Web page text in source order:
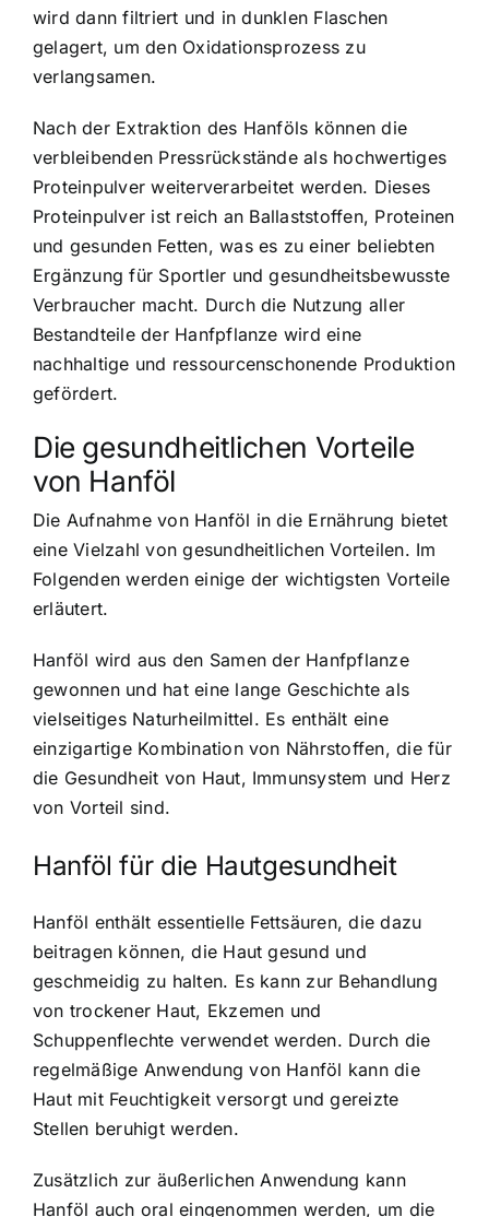
wird dann filtriert und in dunklen Flaschen
gelagert, um den Oxidationsprozess zu
verlangsamen.
Nach der Extraktion des Hanföls können die
verbleibenden Pressrückstände als hochwertiges
Proteinpulver weiterverarbeitet werden. Dieses
Proteinpulver ist reich an Ballaststoffen, Proteinen
und gesunden Fetten, was es zu einer beliebten
Ergänzung für Sportler und gesundheitsbewusste
Verbraucher macht. Durch die Nutzung aller
Bestandteile der Hanfpflanze wird eine
nachhaltige und ressourcenschonende Produktion
gefördert.
Die gesundheitlichen Vorteile
von Hanföl
Die Aufnahme von Hanföl in die Ernährung bietet
eine Vielzahl von gesundheitlichen Vorteilen. Im
Folgenden werden einige der wichtigsten Vorteile
erläutert.
Hanföl wird aus den Samen der Hanfpflanze
gewonnen und hat eine lange Geschichte als
vielseitiges Naturheilmittel. Es enthält eine
einzigartige Kombination von Nährstoffen, die für
die Gesundheit von Haut, Immunsystem und Herz
von Vorteil sind.
Hanföl für die Hautgesundheit
Hanföl enthält essentielle Fettsäuren, die dazu
beitragen können, die Haut gesund und
geschmeidig zu halten. Es kann zur Behandlung
von trockener Haut, Ekzemen und
Schuppenflechte verwendet werden. Durch die
regelmäßige Anwendung von Hanföl kann die
Haut mit Feuchtigkeit versorgt und gereizte
Stellen beruhigt werden.
Zusätzlich zur äußerlichen Anwendung kann
Hanföl auch oral eingenommen werden, um die